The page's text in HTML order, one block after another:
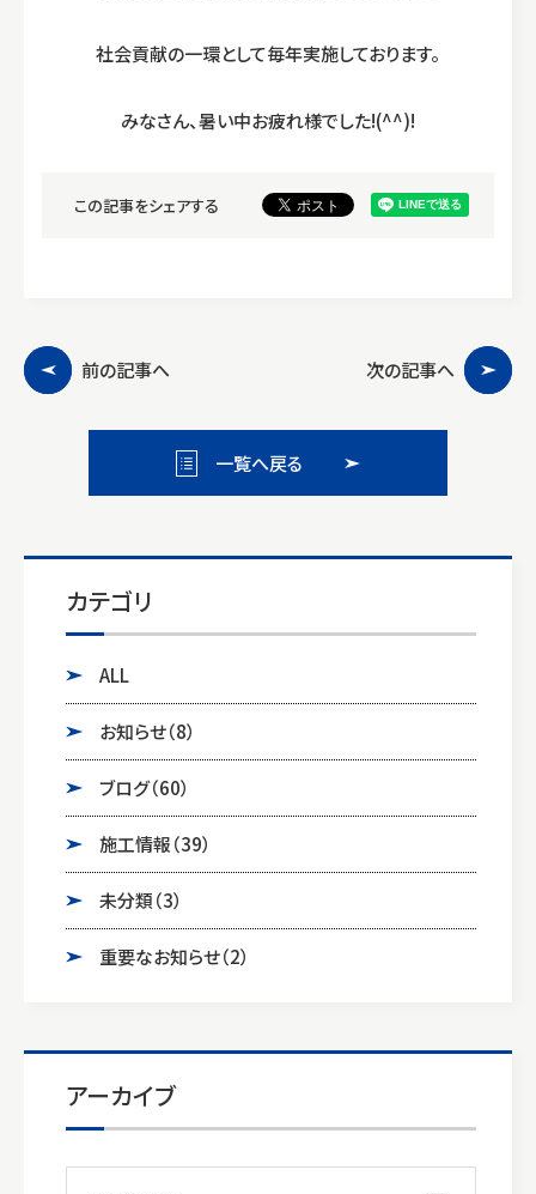
社会貢献の一環として毎年実施しております。
みなさん、暑い中お疲れ様でした!(^^)!
この記事をシェアする
前の記事へ 次の記事へ
一覧へ戻る
カテゴリ
ALL
お知らせ（8）
ブログ（60）
施工情報（39）
未分類（3）
重要なお知らせ（2）
アーカイブ